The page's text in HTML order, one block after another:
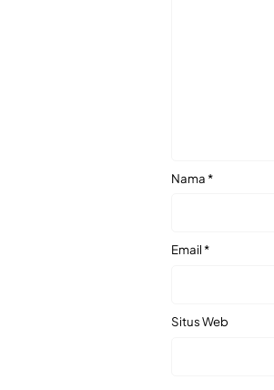
Nama*
Email*
Situs Web